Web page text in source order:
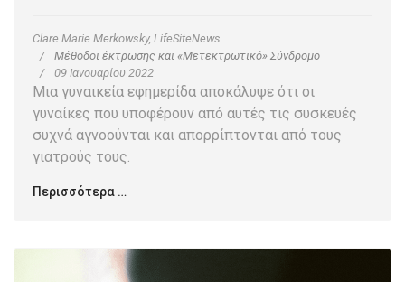
Clare Marie Merkowsky, LifeSiteNews
Μέθοδοι έκτρωσης και «Μετεκτρωτικό» Σύνδρομο
09 Ιανουαρίου 2022
Μια γυναικεία εφημερίδα αποκάλυψε ότι οι
γυναίκες που υποφέρουν από αυτές τις συσκευές
συχνά αγνοούνται και απορρίπτονται από τους
γιατρούς τους.
Περισσότερα …